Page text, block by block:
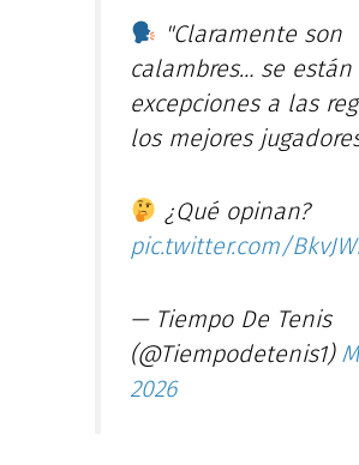
"Claramente son
calambres… se
excepciones a las
los mejores
¿Qué opinan?
pic.twitter.com/
— Tiempo De Tenis
(@Tiempodetenis1)
2026